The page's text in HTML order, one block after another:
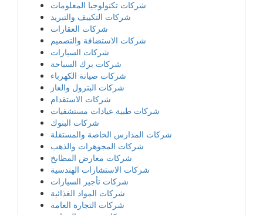
شركات تكنولوجيا المعلومات
شركات التكييف والتبريد
شركات العقارات
شركات الاستضافة والتصميم
شركات السيارات
شركات برك السباحة
شركات صيانة الكهرباء
شركات البترول والغاز
شركات الاستقدام
شركات طبية عيادات مستشفيات
شركات البنوك
شركات المدارس الخاصة والمستقلة
شركات المجوهرات والذهب
شركات معارض المطابخ
شركات الاستشارات الهندسية
شركات تأجير السيارات
شركات المواد الغذائية
شركات التجارة العامه